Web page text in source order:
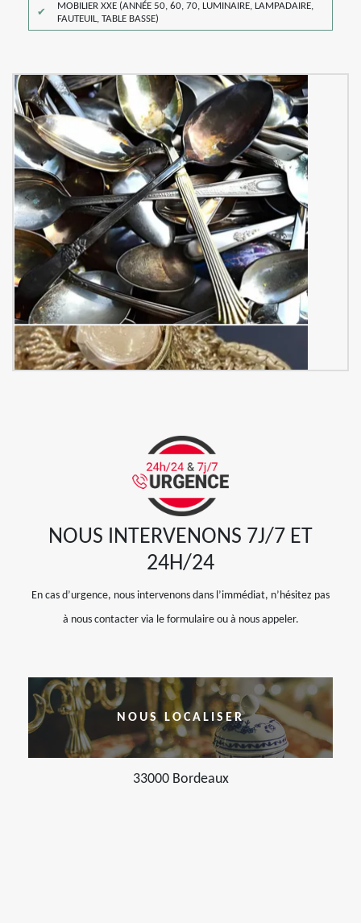
MOBILIER XXE (ANNÉE 50, 60, 70, LUMINAIRE, LAMPADAIRE,
FAUTEUIL, TABLE BASSE)
NOUS INTERVENONS 7J/7 ET
24H/24
En cas d’urgence, nous intervenons dans l’immédiat, n’hésitez pas
à nous contacter via le formulaire ou à nous appeler.
NOUS LOCALISER
33000 Bordeaux